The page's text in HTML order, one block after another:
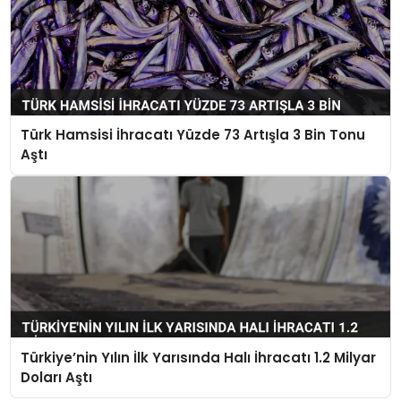
Türk Hamsisi İhracatı Yüzde 73 Artışla 3 Bin Tonu
Aştı
Türkiye’nin Yılın İlk Yarısında Halı İhracatı 1.2 Milyar
Doları Aştı